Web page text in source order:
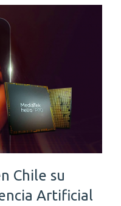
Chile su
Artificial